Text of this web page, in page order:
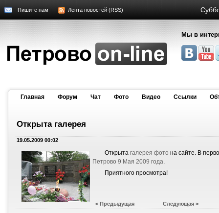
Пишите нам Лента новостей (RSS)
Мы в
Главная Форум Чат Фото Видео Cсылки
Открыта галерея
19.05.2009 00:02
Открыта галерея фото на сайте. В
Петрово 9 Мая 2009 года.
Приятного просмотра!
< Предыдущая Следующая >